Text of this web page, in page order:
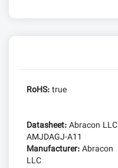
RoHS:true
Datasheet:Abracon LLC
AMJDAGJ-A11
Manufacturer:Abracon
LLC